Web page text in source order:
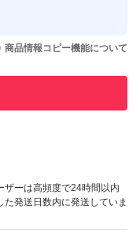
させた実績があります
実績があります
ザーは高頻度で24時間以内
た発送日数内に発送していま
商品情報コピー機能について